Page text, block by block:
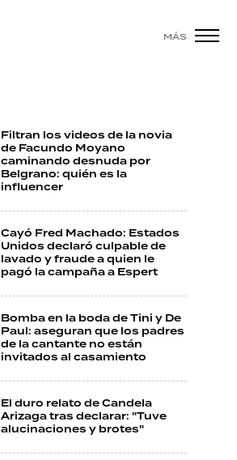
MÁS
Filtran los videos de la novia
de Facundo Moyano
caminando desnuda por
Belgrano: quién es la
influencer
Cayó Fred Machado: Estados
Unidos declaró culpable de
lavado y fraude a quien le
pagó la campaña a Espert
Bomba en la boda de Tini y De
Paul: aseguran que los padres
de la cantante no están
invitados al casamiento
El duro relato de Candela
Arizaga tras declarar: "Tuve
alucinaciones y brotes"